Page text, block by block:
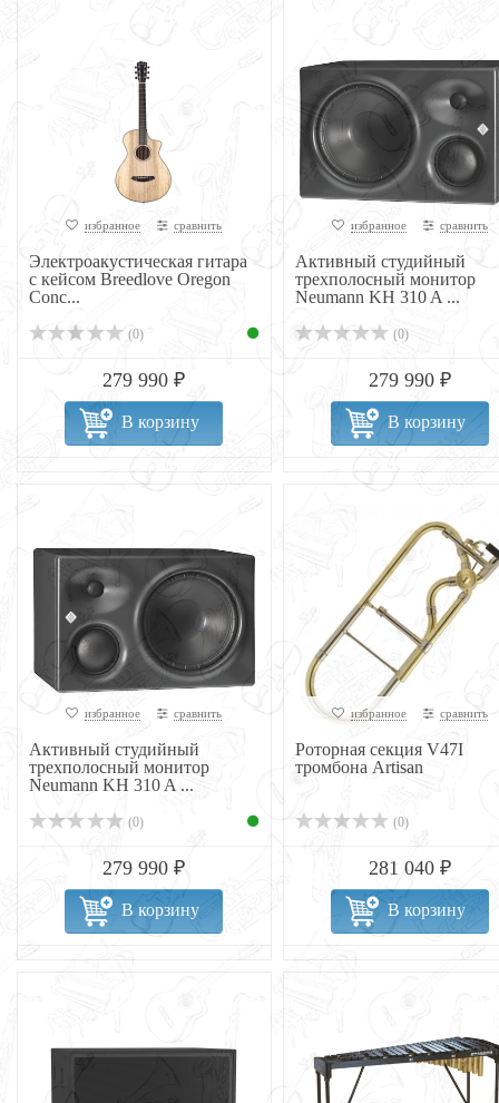
избранное сравнить
Электроакустическая гитара
с кейсом Breedlove Oregon
Conc...
(0)
279 990 ₽
В корзину
избранное сравнить
Активный студийный
трехполосный монитор
Neumann KH 310 A ...
(0)
279 990 ₽
В корзину
избранное сравнить
Активный студийный
трехполосный монитор
Neumann KH 310 A ...
(0)
279 990 ₽
В корзину
избранное сравнить
Роторная секция V47I
тромбона Artisan
(0)
281 040 ₽
В корзину